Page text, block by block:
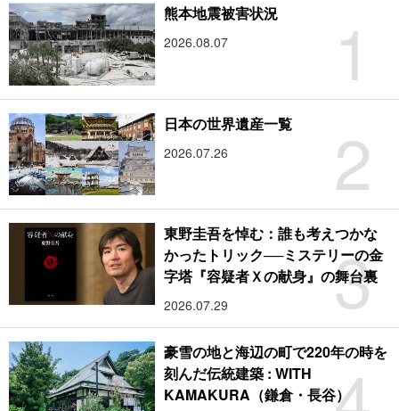
1
熊本地震被害状況
2026.08.07
2
日本の世界遺産一覧
2026.07.26
3
東野圭吾を悼む：誰も考えつかな
かったトリック──ミステリーの金
字塔『容疑者Ｘの献身』の舞台裏
2026.07.29
豪雪の地と海辺の町で220年の時を
刻んだ伝統建築 : WITH
KAMAKURA（鎌倉・長谷）